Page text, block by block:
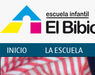
INICIO LA ESCUELA